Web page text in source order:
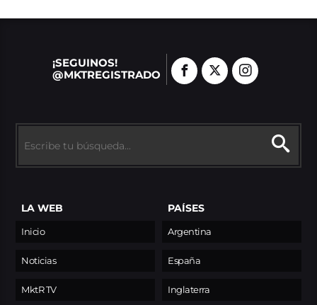
¡SEGUINOS!
@MKTREGISTRADO
LA WEB
Inicio
Noticias
MktR TV
PAÍSES
Argentina
España
Inglaterra